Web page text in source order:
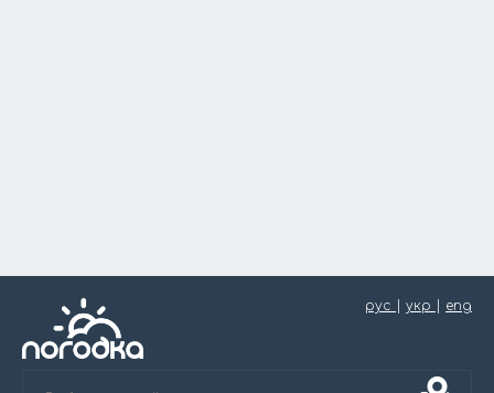
рус укр eng